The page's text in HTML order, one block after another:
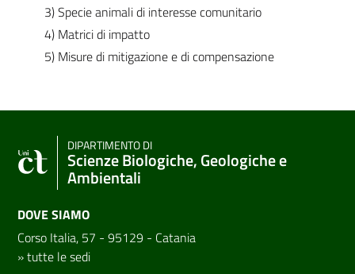
3) Specie animali di interesse comunitario
4) Matrici di impatto
5) Misure di mitigazione e di compensazione
DIPARTIMENTO DI
Scienze Biologiche, Geologiche e
Ambientali
DOVE SIAMO
Corso Italia, 57 - 95129 - Catania
»tutte le sedi